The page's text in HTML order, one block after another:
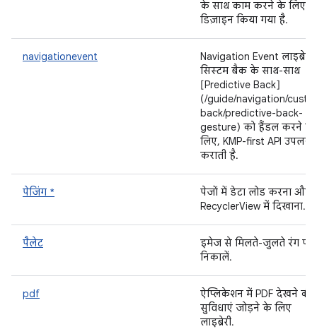
के साथ काम करने के लिए
डिज़ाइन किया गया है.
navigationevent
Navigation Event लाइब्रेरी,
सिस्टम बैक के साथ-साथ
[Predictive Back]
(/guide/navigation/
back/predictive-back-
gesture) को हैंडल करने के
लिए, KMP-first API उपलब्ध
कराती है.
पेजिंग *
पेजों में डेटा लोड करना और
RecyclerView में दिखाना.
पैलेट
इमेज से मिलते-जुलते रंग
निकालें.
pdf
ऐप्लिकेशन में PDF देखने की
सुविधाएं जोड़ने के लिए
लाइब्रेरी.